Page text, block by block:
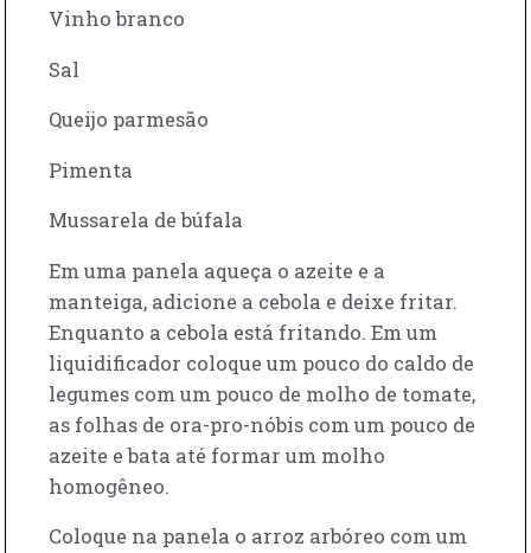
Vinho branco
Sal
Queijo parmesão
Pimenta
Mussarela de búfala
Em uma panela aqueça o azeite e a
manteiga, adicione a cebola e deixe fritar.
Enquanto a cebola está fritando. Em um
liquidificador coloque um pouco do caldo de
legumes com um pouco de molho de tomate,
as folhas de ora-pro-nóbis com um pouco de
azeite e bata até formar um molho
homogêneo.
Coloque na panela o arroz arbóreo com um